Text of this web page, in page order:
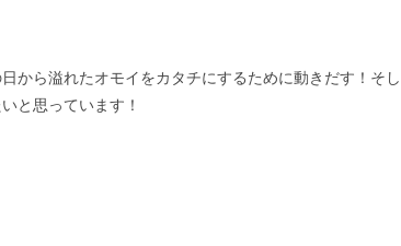
から溢れたオモイをカタチにするために動きだす！そし
と思っています！